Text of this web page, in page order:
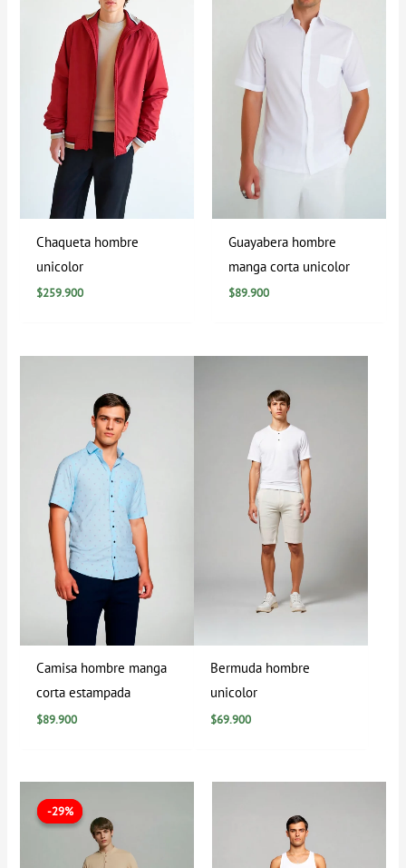
Chaqueta hombre
unicolor
$259.900
Guayabera hombre
manga corta unicolor
$89.900
Camisa hombre manga
corta estampada
$89.900
Bermuda hombre
unicolor
$69.900
-29%
-29%
original
era:
$139.900.$99.900.